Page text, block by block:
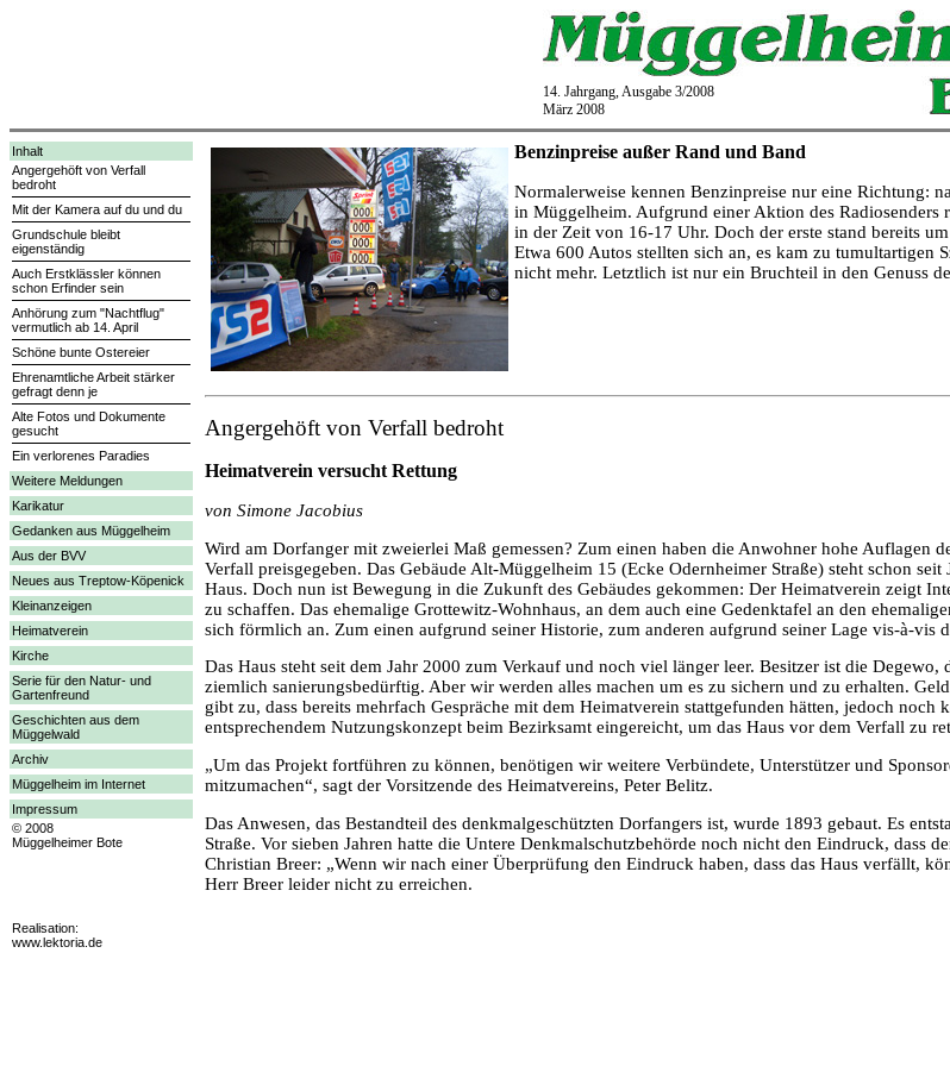
14. Jahrgang, Ausgabe 3/2008
März 2008
Inhalt
Angergehöft von Verfall
bedroht
Mit der Kamera auf du und du
Grundschule bleibt
eigenständig
Auch Erstklässler können
schon Erfinder sein
Anhörung zum "Nachtflug"
vermutlich ab 14. April
Schöne bunte Ostereier
Ehrenamtliche Arbeit stärker
gefragt denn je
Alte Fotos und Dokumente
gesucht
Ein verlorenes Paradies
Weitere Meldungen
Karikatur
Gedanken aus Müggelheim
Aus der BVV
Neues aus Treptow-Köpenick
Kleinanzeigen
Heimatverein
Kirche
Serie für den Natur- und
Gartenfreund
Geschichten aus dem
Müggelwald
Archiv
Müggelheim im Internet
Impressum
© 2008
Müggelheimer Bote
Realisation:
www.lektoria.de
Benzinpreise außer Rand und Band
Normalerweise kennen Benzinpreise nur eine Richtung:
in Müggelheim. Aufgrund einer Aktion des Radiosenders
in der Zeit von 16-17 Uhr. Doch der erste stand bereits
Etwa 600 Autos stellten sich an, es kam zu tumultartigen
nicht mehr. Letztlich ist nur ein Bruchteil in den Genuss
Angergehöft von Verfall bedroht
Heimatverein versucht Rettung
von Simone Jacobius
Wird am Dorfanger mit zweierlei Maß gemessen? Zum einen haben die Anwohner hohe Auflagen
Verfall preisgegeben. Das Gebäude Alt-Müggelheim 15 (Ecke Odernheimer Straße) steht schon
Haus. Doch nun ist Bewegung in die Zukunft des Gebäudes gekommen: Der Heimatverein zeigt
zu schaffen. Das ehemalige Grottewitz-Wohnhaus, an dem auch eine Gedenktafel an den
sich förmlich an. Zum einen aufgrund seiner Historie, zum anderen aufgrund seiner Lage vis-à-vis
Das Haus steht seit dem Jahr 2000 zum Verkauf und noch viel länger leer. Besitzer ist die
ziemlich sanierungsbedürftig. Aber wir werden alles machen um es zu sichern und zu erhalten.
gibt zu, dass bereits mehrfach Gespräche mit dem Heimatverein stattgefunden hätten, jedoch
entsprechendem Nutzungskonzept beim Bezirksamt eingereicht, um das Haus vor dem Verfall zu
„Um das Projekt fortführen zu können, benötigen wir weitere Verbündete, Unterstützer und
mitzumachen“, sagt der Vorsitzende des Heimatvereins, Peter Belitz.
Das Anwesen, das Bestandteil des denkmalgeschützten Dorfangers ist, wurde 1893 gebaut. Es
Straße. Vor sieben Jahren hatte die Untere Denkmalschutzbehörde noch nicht den Eindruck, dass
Christian Breer: „Wenn wir nach einer Überprüfung den Eindruck haben, dass das Haus verfällt,
Herr Breer leider nicht zu erreichen.